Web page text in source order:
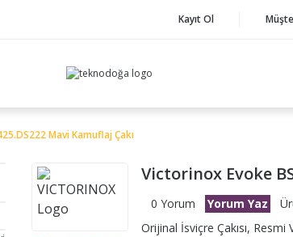
Kayıt Ol
Mavi Kamuflaj Çakı
Victorinox Evoke
0 Yorum Yorum Yaz
Orijinal İsviçre Çakısı,